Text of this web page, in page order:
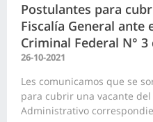
Postulantes para
Fiscalía General ante
Criminal Federal N° 3
26-10-2021
Les comunicamos que se
para cubrir una vacante
Administrativo